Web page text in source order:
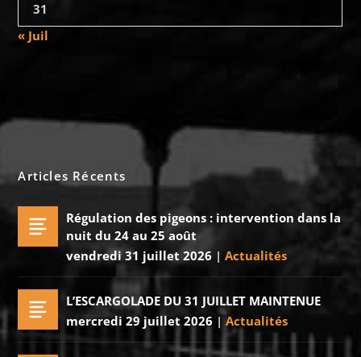
31
« Juil
Articles Récents
Régulation des pigeons : intervention dans la
nuit du 24 au 25 août
vendredi 31 juillet 2026 |Actualités
L’ESCARGOLADE DU 31 JUILLET MAINTENUE
mercredi 29 juillet 2026 |Actualités